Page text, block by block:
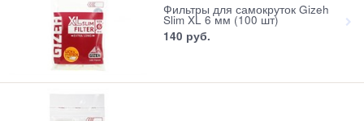
Фильтры для самокруток Gizeh
Slim XL 6 мм (100 шт)
140 руб.